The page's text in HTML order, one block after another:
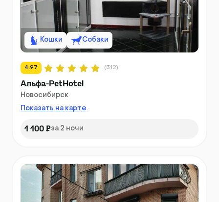
Кошки Собаки
4.97 (312)
Альфа-PetHotel
Новосибирск
Показать на карте
1 100 ₽за 2 ночи